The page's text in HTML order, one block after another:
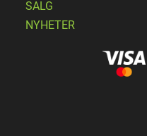
SALG
NYHETER